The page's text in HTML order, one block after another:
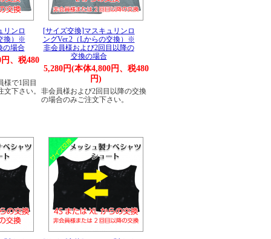
リンロ
換）※
の場合
、税480
様で1回目
下さい。
[サイズ交換]マスキュリンロ
ングVer.2（Lからの交換）※
非会員様および2回目以降の
交換の場合
5,280円(本体4,800円、税480
円)
非会員様および2回目以降の交換
の場合のみご注文下さい。